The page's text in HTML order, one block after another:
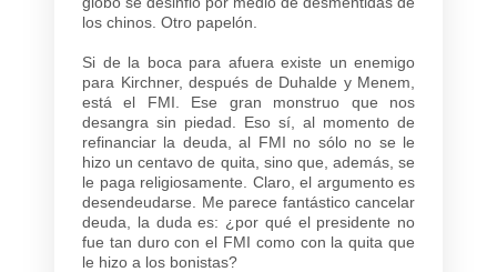
los chinos. Otro papelón.
Si de la boca para afuera existe un enemigo
para Kirchner, después de Duhalde y Menem,
está el FMI. Ese gran monstruo que nos
desangra sin piedad. Eso sí, al momento de
refinanciar la deuda, al FMI no sólo no se le
hizo un centavo de quita, sino que, además, se
le paga religiosamente. Claro, el argumento es
desendeudarse. Me parece fantástico cancelar
deuda, la duda es: ¿por qué el presidente no
fue tan duro con el FMI como con la quita que
le hizo a los bonistas?